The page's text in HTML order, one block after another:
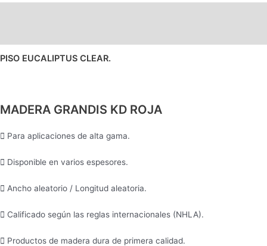
PISO EUCALIPTUS CLEAR.
MADERA GRANDIS KD ROJA
Para aplicaciones de alta gama.
Disponible en varios espesores.
Ancho aleatorio / Longitud aleatoria.
Calificado según las reglas internacionales (NHLA).
Productos de madera dura de primera calidad.